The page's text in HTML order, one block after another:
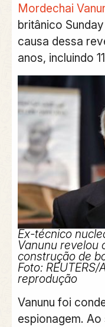
Mordechai
britânico
causa dessa
anos, incluindo
Ex-técnico
Vanunu revelou
construção de
Foto:
reprodução
Vanunu foi
espionagem.